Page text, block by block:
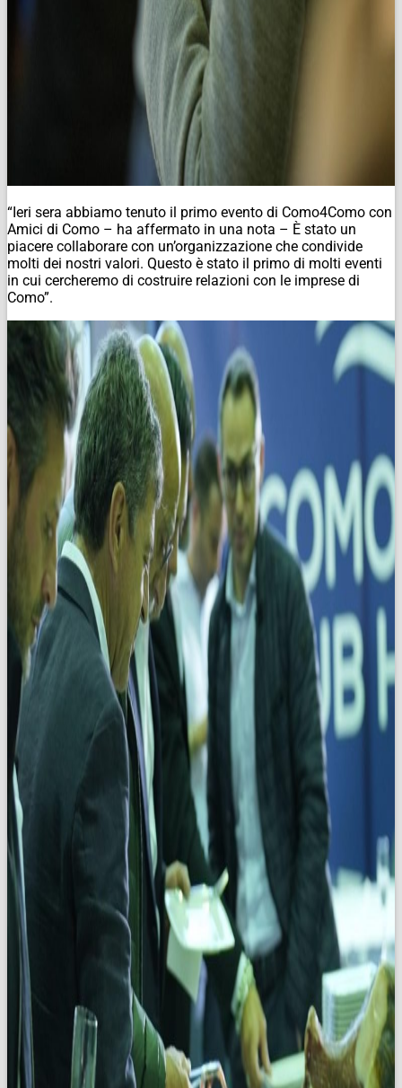
“Ieri sera abbiamo tenuto il primo evento di Como4Como con
Amici di Como – ha affermato in una nota – È stato un
piacere collaborare con un’organizzazione che condivide
molti dei nostri valori. Questo è stato il primo di molti eventi
in cui cercheremo di costruire relazioni con le imprese di
Como”.